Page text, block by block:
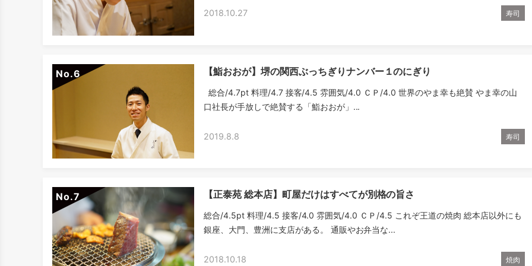
2018.10.27 寿司
No. 【鮨おおが】堺の関西ぶっちぎりナンバー１のにぎり
総合/4.7pt 料理/4.7 接客/4.5 雰囲気/4.0 ＣＰ/4.0 世界のやま幸も絶賛 やま幸の山
口社長が手放しで絶賛する「鮨おおが」...
2019.8.8 寿司
No. 【正泰苑 総本店】町屋だけはすべてが別格の旨さ
総合/4.5pt 料理/4.5 接客/4.0 雰囲気/4.0 ＣＰ/4.5 これぞ王道の焼肉 総本店以外にも
銀座、大門、豊洲に支店がある。 通販やお弁当な...
2018.10.18 焼肉